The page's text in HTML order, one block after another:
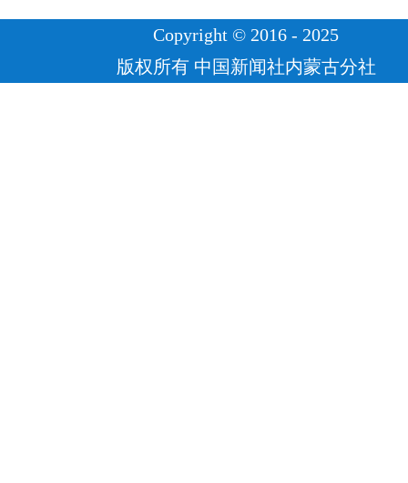
Copyright © 2016 - 2025
版权所有 中国新闻社内蒙古分社